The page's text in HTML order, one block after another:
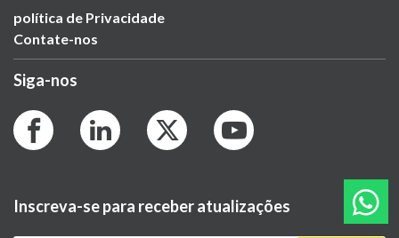
política de Privacidade
Contate-nos
Siga-nos
Inscreva-se para receber atualizações